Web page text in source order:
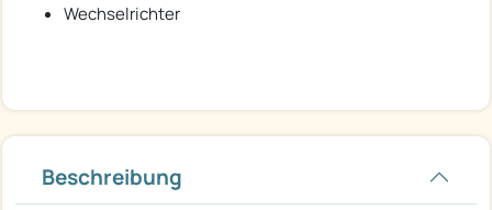
Wechselrichter
Beschreibung